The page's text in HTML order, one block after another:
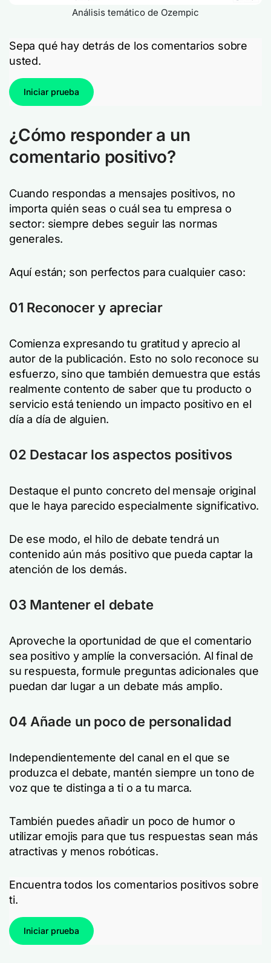
Análisis temático de Ozempic
Sepa qué hay detrás de los comentarios sobre
usted.
Iniciar prueba
¿Cómo responder a un
comentario positivo?
Cuando respondas a mensajes positivos, no
importa quién seas o cuál sea tu empresa o
sector: siempre debes seguir las normas
generales.
Aquí están; son perfectos para cualquier caso:
01 Reconocer y apreciar
Comienza expresando tu gratitud y aprecio al
autor de la publicación. Esto no solo reconoce su
esfuerzo, sino que también demuestra que estás
realmente contento de saber que tu producto o
servicio está teniendo un impacto positivo en el
día a día de alguien.
02 Destacar los aspectos positivos
Destaque el punto concreto del mensaje original
que le haya parecido especialmente significativo.
De ese modo, el hilo de debate tendrá un
contenido aún más positivo que pueda captar la
atención de los demás.
03 Mantener el debate
Aproveche la oportunidad de que el comentario
sea positivo y amplíe la conversación. Al final de
su respuesta, formule preguntas adicionales que
puedan dar lugar a un debate más amplio.
04 Añade un poco de personalidad
Independientemente del canal en el que se
produzca el debate, mantén siempre un tono de
voz que te distinga a ti o a tu marca.
También puedes añadir un poco de humor o
utilizar emojis para que tus respuestas sean más
atractivas y menos robóticas.
Encuentra todos los comentarios positivos sobre
ti.
Iniciar prueba